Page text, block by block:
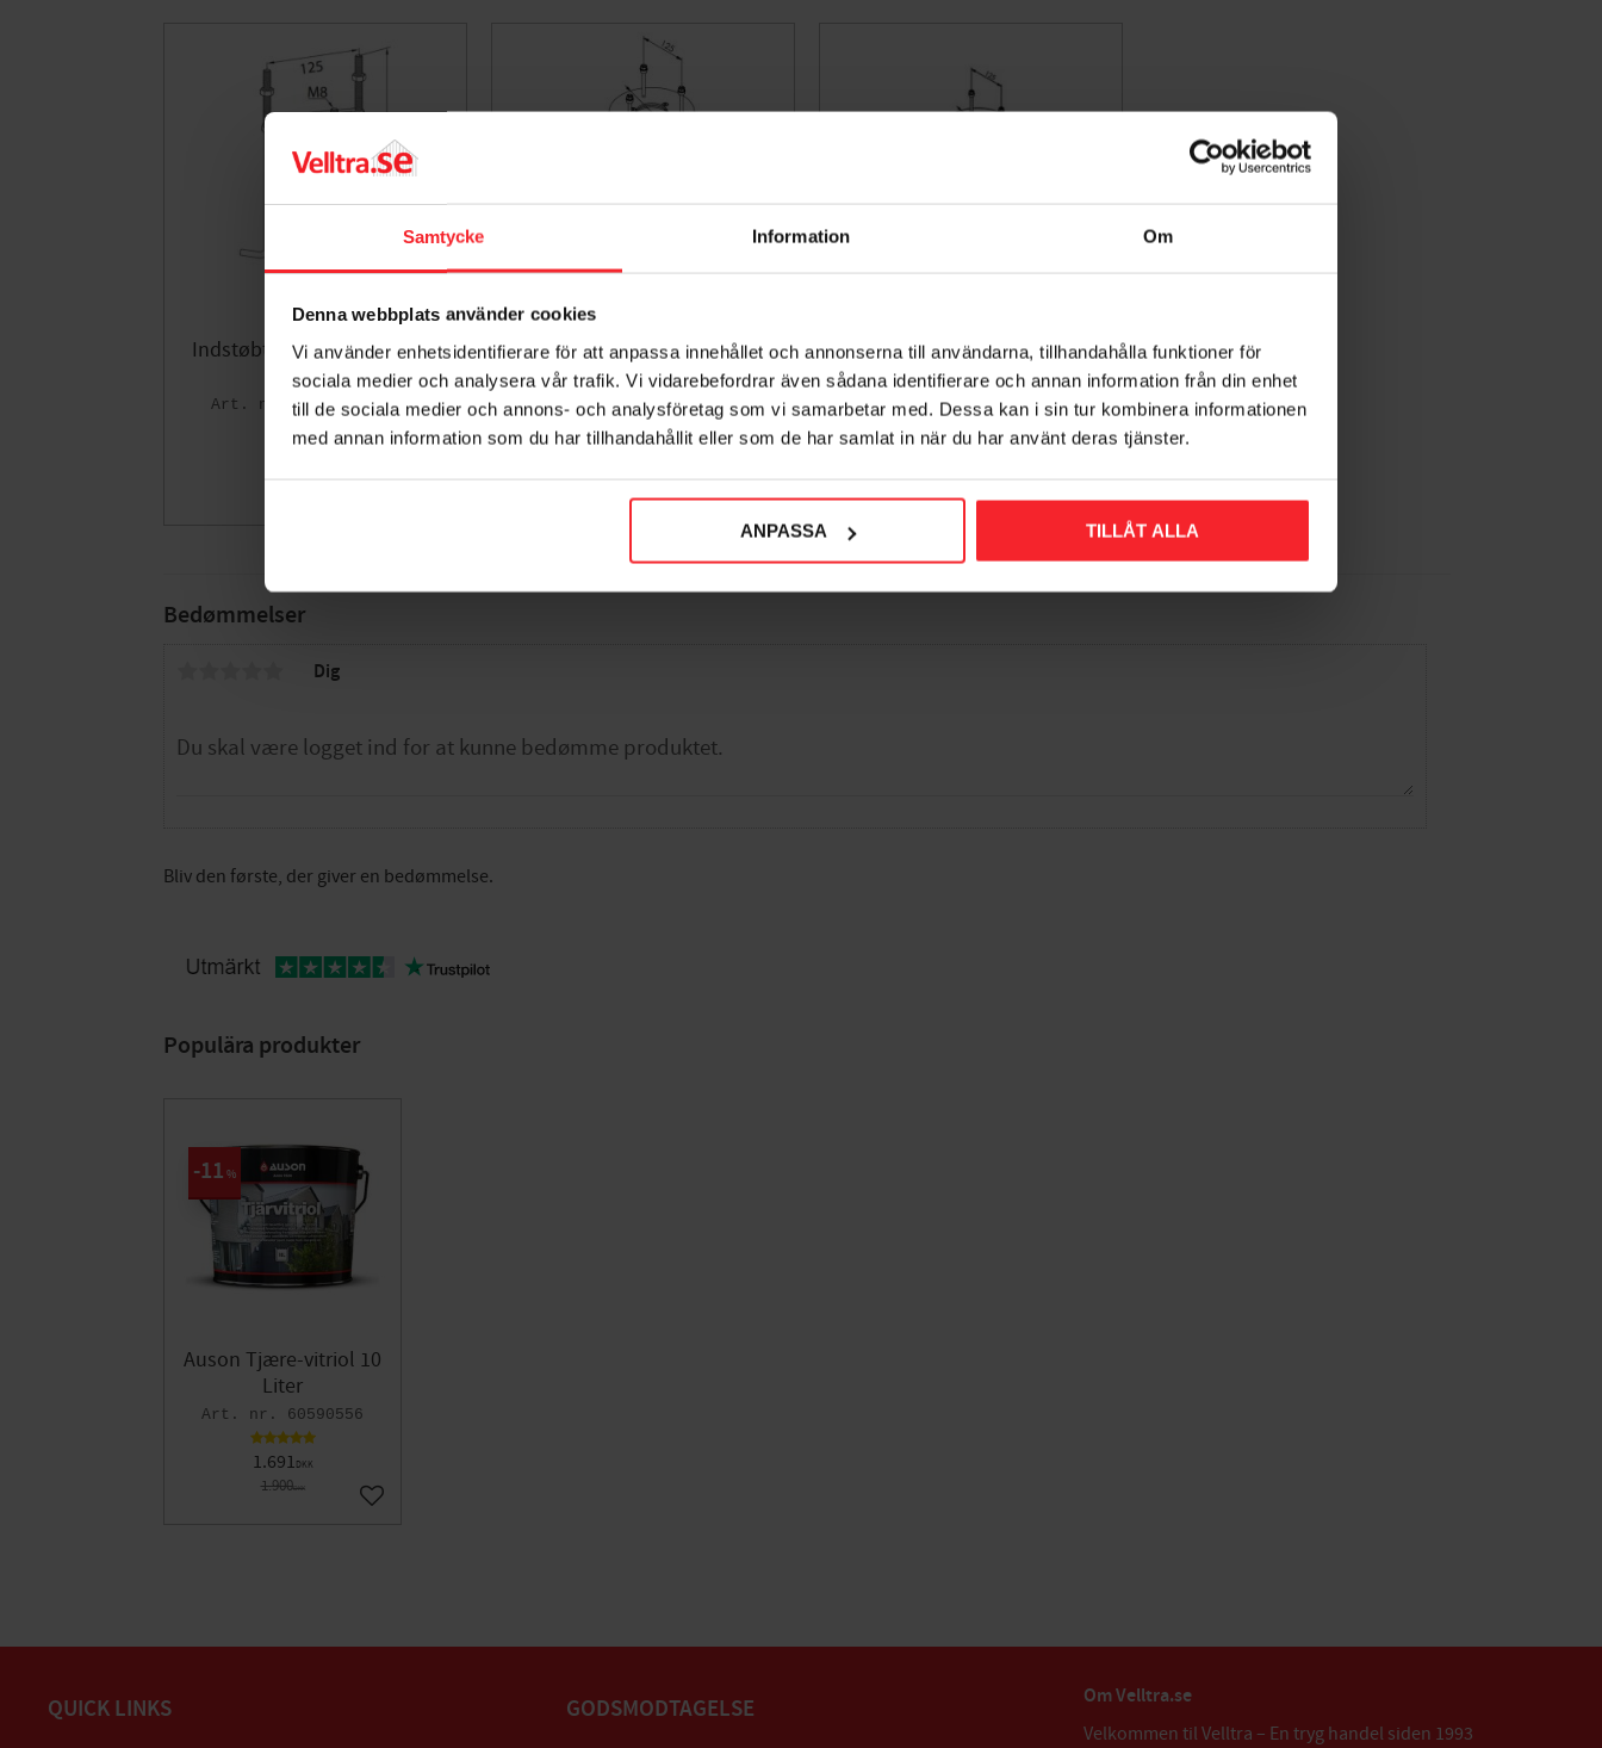
Samtycke Information Om
Denna webbplats använder cookies
Vi använder enhetsidentifierare för att anpassa innehållet och annonserna till användarna, tillhandahålla funktioner för
sociala medier och analysera vår trafik. Vi vidarebefordrar även sådana identifierare och annan information från din enhet
till de sociala medier och annons- och analysföretag som vi samarbetar med. Dessa kan i sin tur kombinera informationen
med annan information som du har tillhandahållit eller som de har samlat in när du har använt deras tjänster.
ANPASSA TILLÅT ALLA
Bedømmelser
Dig
Bliv den første, der giver en bedømmelse.
Indstøbt Beslag, M8, Norlys
1230
7042891230008
262DKK
Jordfæste, Norlys 1231
7042891231005
584DKK
Gem som favorit
Adapter Til Betonfundament
Stavanger/Egersund, Rustfrit
Stål, Norlys 1232
7042891232002
Gem som favorit
Populära produkter
Auson Tjære-vitriol 10
Liter
60590556
1.691DKK
1.900DKK
11 %
Gem som favorit
QUICK LINKS GODSMODTAGELSE Om Velltra.se
Velkommen til Velltra – En tryg handel siden 1993